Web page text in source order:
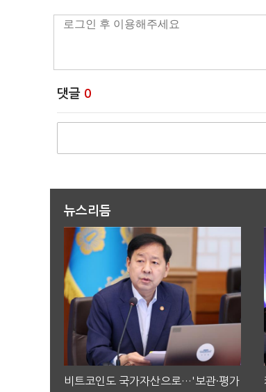
댓글 0
뉴스리듬
비트코인도 국가자산으로…'보관·평가